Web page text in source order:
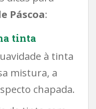
Páscoa:
tinta
à tinta
mistura, a
chapada.